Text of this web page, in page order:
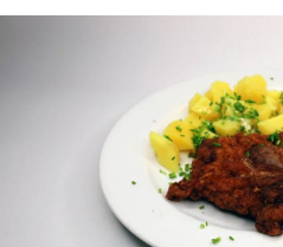
Články
TV Program